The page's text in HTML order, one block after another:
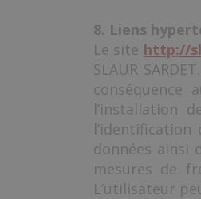
8. Liens
Le site http://
SLAUR
conséquence
l’installation
données ainsi
mesures de
L’utilisateur